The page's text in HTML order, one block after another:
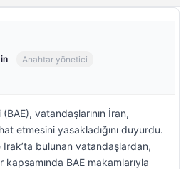
Anahtar yönetici
vatandaşlarının İran,
etmesini yasakladığını duyurdu.
Irak’ta bulunan vatandaşlardan,
BAE makamlarıyla